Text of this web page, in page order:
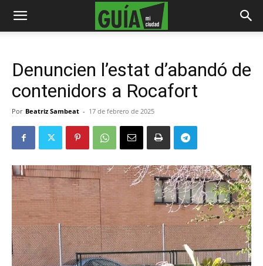
Denuncien l’estat d’abandó de
contenidors a Rocafort
Por Beatriz Sambeat - 17 de febrero de 2025